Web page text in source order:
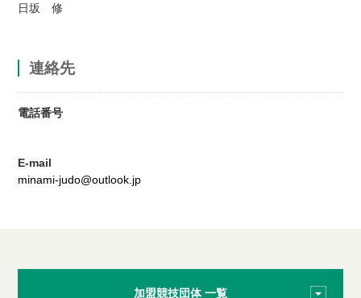
日坂 修
連絡先
電話番号
E-mail
minami-judo@outlook.jp
加盟競技団体 一覧